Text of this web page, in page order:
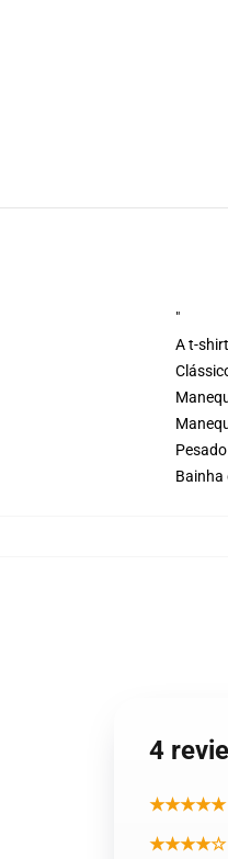
"
A t-
Bainha
4
★★★★★
★★★★☆